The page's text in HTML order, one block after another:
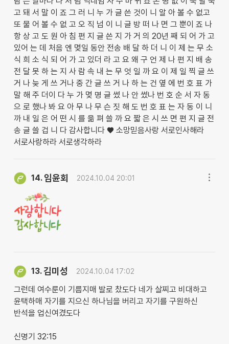
고 돼 서 말 이 죠 그 러 니 누 가 글 쓴 것이 니 알 아 볼 수 없고
또 물 어 볼 수 없 고 오 직 넘 이 니 글 방 떠 나 면 그 뿐이 죠 나
항 상 고 도 원 아 침 편 지 글 쓴 지 가 거 의 20년 째 되 어 가 고
있어 는 데 처음 엔 몆일 동안 전송 배 달 하 더 니 이 제 는 무 소
식 희 소 식 되 어 가 고 있더 라 고 요 왜 구 언 제 나 편 지 배 송
전 달 못 하 는 지 사 람 속 내 는 무 엇 일 까 요 이 제 일 찍 글 쓰
거 나 늦 게 쓰 거나 중 간 글 쓰 거 나 하 는 건 옆 에 번 호 표 가
말 해 주 더이 다 누 가 몆 명 글 썼 나 안 썼나 번 호 순 서 자 동
으 로 했나 봐 요 아 무 나 무 슨 짓 해 도 번 호 표 는 자 동 이 니
까 내 일 은 어 떤 시 를 읆 펴 쓸 까 요 짧 은 시 쓰 면 편 지 글 전
송 글 쓸 겁 니 다 감사합니다 ♥️ 소망믿음사랑 서로인사해라
서로사랑하라 서로생각하라
14. 임윤회 2024.10.04 20:01
13.김미성 2024.10.04 17:02
그런데 여수룬이 기름지매 발로 찼도다 네가 살찌고 비대하고
윤택하매 자기를 지으신 하나님을 버리고 자기를 구원하신
반석을 업신여겼도다
신명기 32:15